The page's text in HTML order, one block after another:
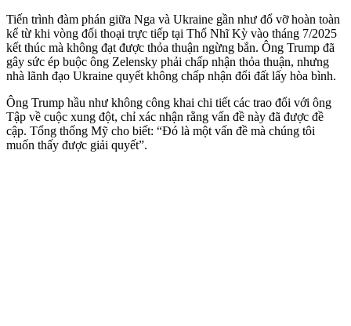
Tiến trình đàm phán giữa Nga và Ukraine gần như đổ vỡ hoàn toàn
kể từ khi vòng đối thoại trực tiếp tại Thổ Nhĩ Kỳ vào tháng 7/2025
kết thúc mà không đạt được thỏa thuận ngừng bắn. Ông Trump đã
gây sức ép buộc ông Zelensky phải chấp nhận thỏa thuận, nhưng
nhà lãnh đạo Ukraine quyết không chấp nhận đổi đất lấy hòa bình.
Ông Trump hầu như không công khai chi tiết các trao đổi với ông
Tập về cuộc xung đột, chỉ xác nhận rằng vấn đề này đã được đề
cập. Tổng thống Mỹ cho biết: “Đó là một vấn đề mà chúng tôi
muốn thấy được giải quyết”.